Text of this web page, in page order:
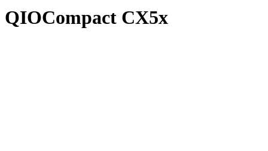
QIOCompact CX5x